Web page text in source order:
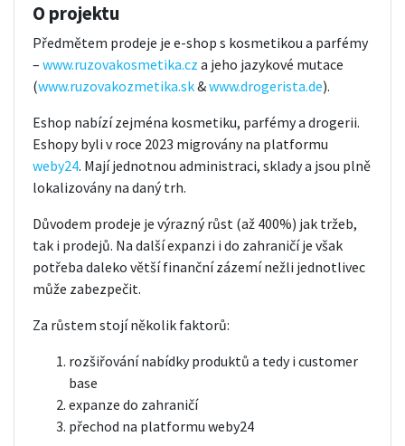
O projektu
Předmětem prodeje je e-shop s kosmetikou a parfémy
– www.ruzovakosmetika.cz a jeho jazykové mutace
(www.ruzovakozmetika.sk&www.drogerista.de).
Eshop nabízí zejména kosmetiku, parfémy a drogerii.
Eshopy byli v roce 2023 migrovány na platformu
weby24. Mají jednotnou administraci, sklady a jsou plně
lokalizovány na daný trh.
Důvodem prodeje je výrazný růst (až 400%) jak tržeb,
tak i prodejů. Na další expanzi i do zahraničí je však
potřeba daleko větší finanční zázemí nežli jednotlivec
může zabezpečit.
Za růstem stojí několik faktorů:
rozšiřování nabídky produktů a tedy i customer
base
expanze do zahraničí
přechod na platformu weby24